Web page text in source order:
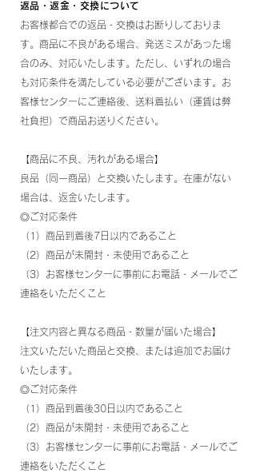
返品・返金・交換について
お客様都合での返品・交換はお断りしておりま
す。商品に不良がある場合、発送ミスがあった場
合のみ、対応いたします。ただし、いずれの場合
も対応条件を満たしている必要がございます。お
客様センターにご連絡後、送料着払い（運賃は弊
社負担）で商品お送りください。
【商品に不良、汚れがある場合】
良品（同一商品）と交換いたします。在庫がない
場合は、返金いたします。
◎ご対応条件
（1）商品到着後7日以内であること
（2）商品が未開封・未使用であること
（3）お客様センターに事前にお電話・メールでご
連絡をいただくこと
【注文内容と異なる商品・数量が届いた場合】
注文いただいた商品と交換、または追加でお届け
いたします。
◎ご対応条件
（1）商品到着後30日以内であること
（2）商品が未開封・未使用であること
（3）お客様センターに事前にお電話・メールでご
連絡をいただくこと